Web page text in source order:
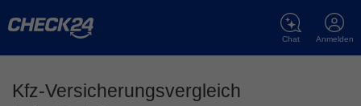
Anmelden
Chat
Kfz-Versicherungsvergleich